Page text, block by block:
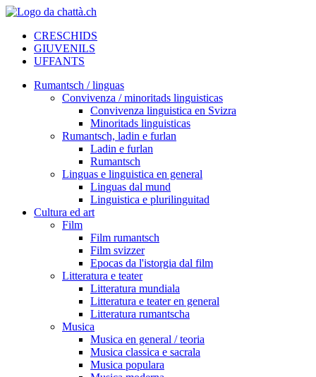
CRESCHIDS
GIUVENILS
UFFANTS
Rumantsch / linguas
Convivenza / minoritads linguisticas
Convivenza linguistica en Svizra
Minoritads linguisticas
Rumantsch, ladin e furlan
Ladin e furlan
Rumantsch
Linguas e linguistica en general
Linguas dal mund
Linguistica e plurilinguitad
Cultura ed art
Film
Film rumantsch
Film svizzer
Epocas da l'istorgia dal film
Litteratura e teater
Litteratura mundiala
Litteratura e teater en general
Litteratura rumantscha
Musica
Musica en general / teoria
Musica classica e sacrala
Musica populara